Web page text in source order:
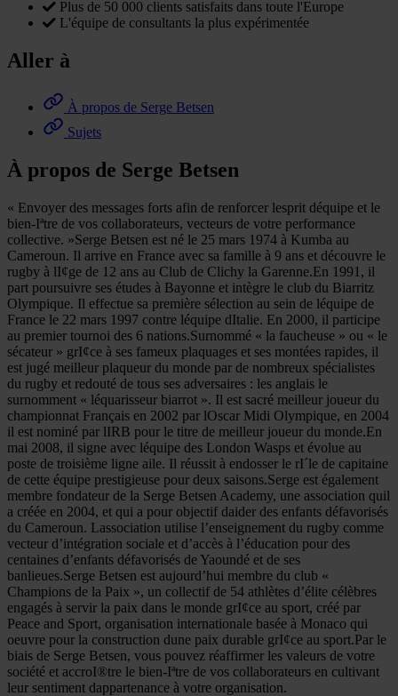
Plus de 50 000 clients satisfaits dans toute l'Europe
L'équipe de consultants la plus expérimentée
Aller à
À propos de Serge Betsen
Sujets
À propos de Serge Betsen
« Envoyer des messages forts afin de renforcer lesprit déquipe et le
bien-Iªtre de vos collaborateurs, vecteurs de votre performance
collective. »Serge Betsen est né le 25 mars 1974 à Kumba au
Cameroun. Il arrive en France avec sa famille à 9 ans et découvre le
rugby à lI¢ge de 12 ans au Club de Clichy la Garenne.En 1991, il
part poursuivre ses études à Bayonne et intègre le club du Biarritz
Olympique. Il effectue sa première sélection au sein de léquipe de
France le 22 mars 1997 contre léquipe dItalie. En 2000, il participe
au premier tournoi des 6 nations.Surnommé « la faucheuse » ou « le
sécateur » grI¢ce à ses fameux plaquages et ses montées rapides, il
est jugé meilleur plaqueur du monde par de nombreux spécialistes
du rugby et redouté de tous ses adversaires : les anglais le
surnomment « léquarisseur biarrot ». Il est sacré meilleur joueur du
championnat Français en 2002 par lOscar Midi Olympique, en 2004
il est nominé par lIRB pour le titre de meilleur joueur du monde.En
mai 2008, il signe avec léquipe des London Wasps et évolue au
poste de troisième ligne aile. Il réussit à endosser le rI´le de capitaine
de cette équipe prestigieuse pour deux saisons.Serge est également
membre fondateur de la Serge Betsen Academy, une association quil
a créée en 2004, et qui a pour objectif daider des enfants défavorisés
du Cameroun. Lassociation utilise l’enseignement du rugby comme
vecteur d’intégration sociale et d’accès à l’éducation pour des
centaines d’enfants défavorisés de Yaoundé et de ses
banlieues.Serge Betsen est aujourd’hui membre du club «
Champions de la Paix », un collectif de 54 athlètes d’élite célèbres
engagés à servir la paix dans le monde grI¢ce au sport, créé par
Peace and Sport, organisation internationale basée à Monaco qui
oeuvre pour la construction dune paix durable grI¢ce au sport.Par le
biais de Serge Betsen, vous pouvez réaffirmer les valeurs de votre
société et accroI®tre le bien-Iªtre de vos collaborateurs en cultivant
leur sentiment dappartenance à votre organisation.